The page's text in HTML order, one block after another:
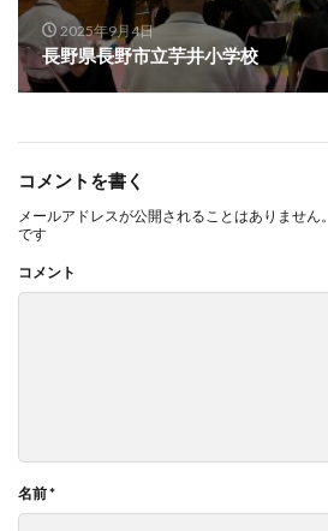
2025年9月4日
長野県長野市立芋井小学校
コメントを書く
メールアドレスが公開されることはありません。
です
コメント
名前*